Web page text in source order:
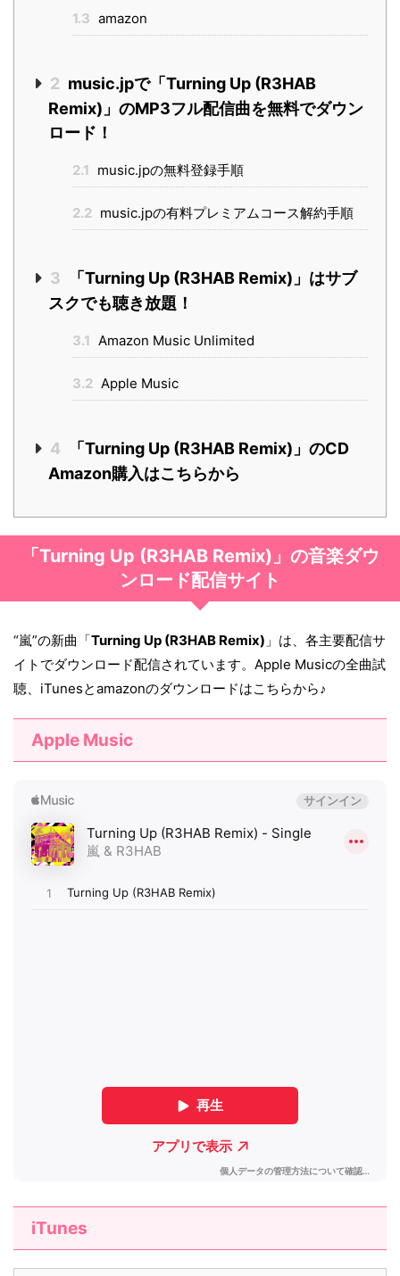
1.3 amazon
2 music.jpで「Turning Up (R3HAB
Remix)」のMP3フル配信曲を無料でダウン
ロード！
2.1 music.jpの無料登録手順
2.2 music.jpの有料プレミアムコース解約手順
3
「Turning Up (R3HAB Remix)」はサブ
スクでも聴き放題！
3.1 Amazon Music Unlimited
3.2 Apple Music
4
「Turning Up (R3HAB Remix)」のCD
Amazon購入はこちらから
「Turning Up (R3HAB Remix)」の音楽ダウ
ンロード配信サイト
“嵐”の新曲「Turning Up (R3HAB Remix) 」は、各主要配信サ
イトでダウンロード配信されています。Apple Musicの全曲試
聴、iTunesとamazonのダウンロードはこちらから♪
Apple Music
iTunes